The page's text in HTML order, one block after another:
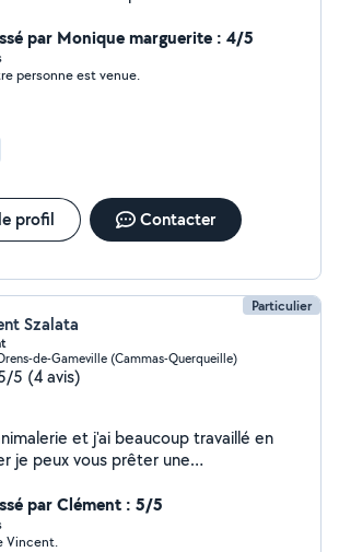
par Monique marguerite : 4/5
personne est venue.
profil Contacter
Particulier
Szalata
de-Gameville (Cammas-Querqueille)
5 (4 avis)
et j'ai beaucoup travaillé en
je peux vous prêter une
par Clément : 5/5
Vincent.